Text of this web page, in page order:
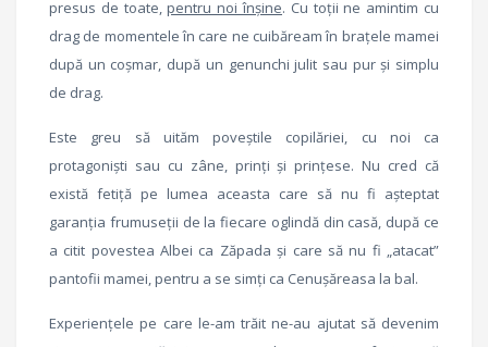
presus de toate,pentru noi înșine. Cu toții ne amintim cu
drag de momentele în care ne cuibăream în brațele mamei
după un coșmar, după un genunchi julit sau pur și simplu
de drag.
Este greu să uităm poveștile copilăriei, cu noi ca
protagoniști sau cu zâne, prinți și prințese. Nu cred că
există fetiță pe lumea aceasta care să nu fi așteptat
garanția frumuseții de la fiecare oglindă din casă, după ce
a citit povestea Albei ca Zăpada și care să nu fi „atacat”
pantofii mamei, pentru a se simți ca Cenușăreasa la bal.
Experiențele pe care le-am trăit ne-au ajutat să devenim